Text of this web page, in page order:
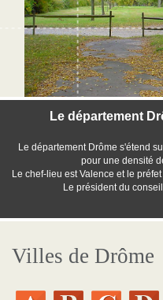
Le département
Le département Drôme s'étend
pour une densité
Le chef-lieu est Valence et le
Le président du
Villes de Drôme